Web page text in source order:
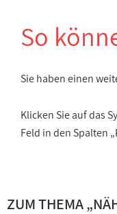
So
Sie haben einen
Klicken Sie auf das
Feld in den Spalten
ZUM THEMA „